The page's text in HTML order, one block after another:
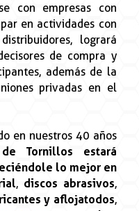
con empresas con
en actividades con
logrará
de compra y
además de la
privadas en el
en nuestros 40 años
Tornillos
estará
lo mejor en
, discos abrasivos,
y aflojatodos,